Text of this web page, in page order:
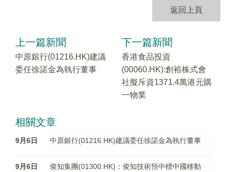
返回上頁
上一篇新聞
中原銀行(01216.HK)建議
委任徐諾金為執行董事
下一篇新聞
香港食品投資
(00060.HK):創裕株式會
社擬斥資1371.4萬港元購
一物業
相關文章
9月6日 中原銀行(01216.HK)建議委任徐諾金為執行董事
9月6日
俊知集團(01300.HK)：俊知技術預中標中國移動